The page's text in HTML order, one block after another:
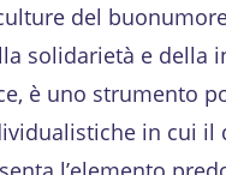
del
solidarietà e della
è uno strumento
in cui il